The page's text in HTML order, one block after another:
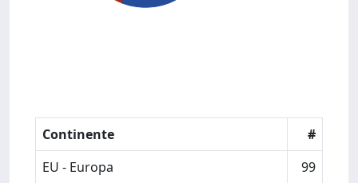
Continente
#
EU - Europa
99